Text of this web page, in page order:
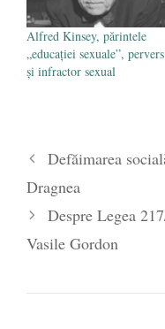
Alfred Kinsey, părintele
„educației sexuale”, pervers
și infractor sexual
Defăimarea
Dragnea
Despre Legea
Vasile Gordon